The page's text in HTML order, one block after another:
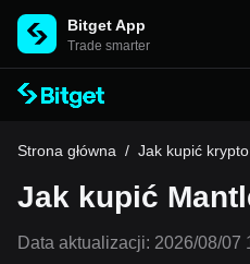
Bitget App
Trade smarter
Strona główna / Jak kupić krypto
Jak kupić
Data aktualizacji: 2026/08/07